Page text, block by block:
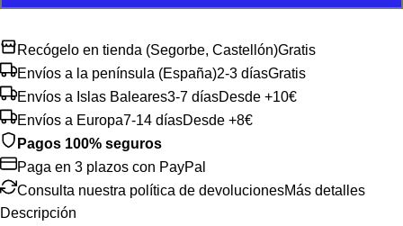
Recógelo en tienda (Segorbe, Castellón)Gratis
Envíos a la península (España)2-3 díasGratis
Envíos a Islas Baleares3-7 díasDesde +10€
Envíos a Europa7-14 díasDesde +8€
Pagos 100% seguros
Paga en 3 plazos con PayPal
Consulta nuestra política de devolucionesMás detalles
Descripción